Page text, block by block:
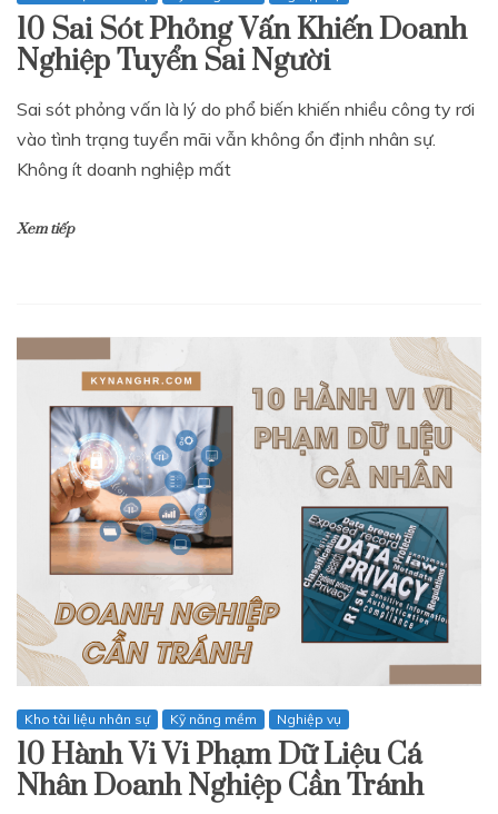
10 Sai Sót Phỏng Vấn Khiến Doanh
Nghiệp Tuyển Sai Người
Sai sót phỏng vấn là lý do phổ biến khiến nhiều công ty rơi
vào tình trạng tuyển mãi vẫn không ổn định nhân sự.
Không ít doanh nghiệp mất
Xem tiếp
Kho tài liệu nhân sự Kỹ năng mềm Nghiệp vụ
10 Hành Vi Vi Phạm Dữ Liệu Cá
Nhân Doanh Nghiệp Cần Tránh